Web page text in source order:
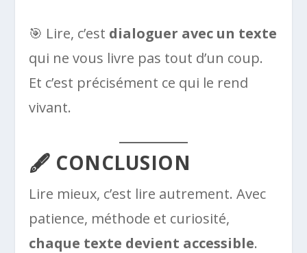
🎯 Lire, c’est dialoguer avec un texte
qui ne vous livre pas tout d’un coup.
Et c’est précisément ce qui le rend
vivant.
🖋️ CONCLUSION
Lire mieux, c’est lire autrement. Avec
patience, méthode et curiosité,
chaque texte devient accessible.